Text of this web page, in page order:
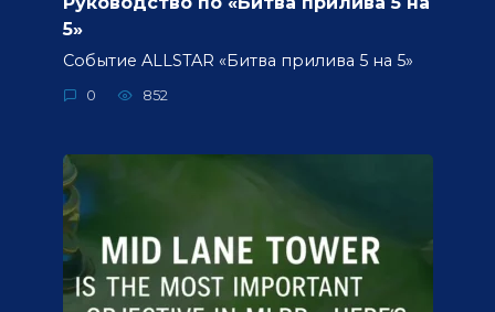
5»
Событие ALLSTAR «Битва прилива 5 на 5»
0 852